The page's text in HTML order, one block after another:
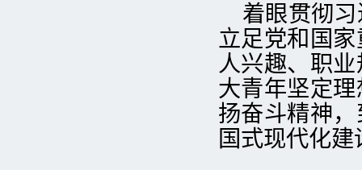
着眼贯彻
立足党和国
人兴趣、职
大青年坚定
扬奋斗精神
国式现代化